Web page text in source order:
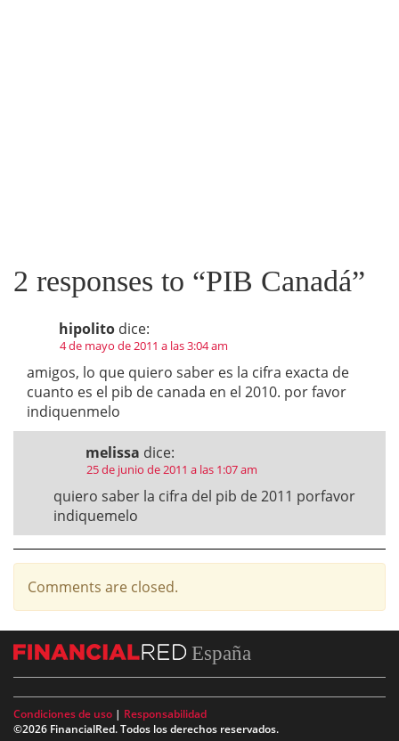
2 responses to “PIB Canadá”
hipolito dice:
4 de mayo de 2011 a las 3:04 am
amigos, lo que quiero saber es la cifra exacta de
cuanto es el pib de canada en el 2010. por favor
indiquenmelo
melissa dice:
25 de junio de 2011 a las 1:07 am
quiero saber la cifra del pib de 2011 porfavor
indiquemelo
Comments are closed.
España
Condiciones de uso | Responsabilidad
©2026 FinancialRed. Todos los derechos reservados.